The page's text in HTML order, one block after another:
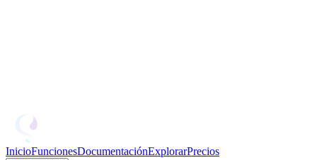
InicioFuncionesDocumentaciónExplorarPrecios